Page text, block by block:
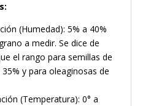
(Humedad): 5% a 40%
a medir. Se dice de
el rango para semillas de
y para oleaginosas de
(Temperatura): 0° a